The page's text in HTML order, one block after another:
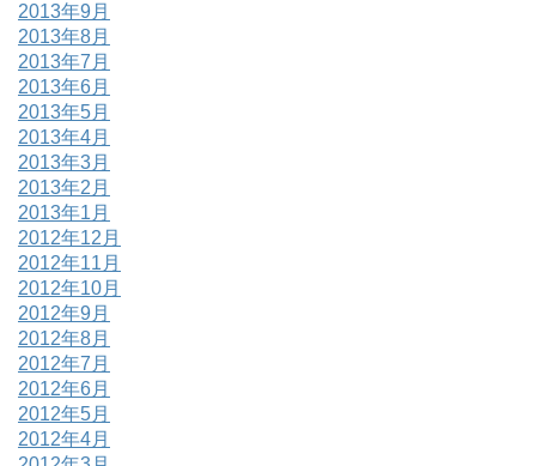
2013年9月
2013年8月
2013年7月
2013年6月
2013年5月
2013年4月
2013年3月
2013年2月
2013年1月
2012年12月
2012年11月
2012年10月
2012年9月
2012年8月
2012年7月
2012年6月
2012年5月
2012年4月